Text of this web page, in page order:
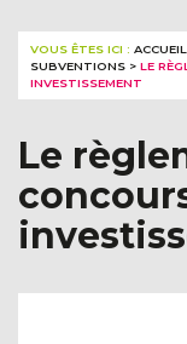
VOUS ÊTES ICI : ACCUEIL
SUBVENTIONS > LE
INVESTISSEMENT
Le